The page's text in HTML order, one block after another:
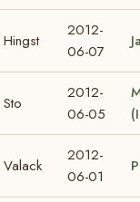
Hingst
2012-
06-07
Sto
2012-
06-05
Valack
2012-
06-01